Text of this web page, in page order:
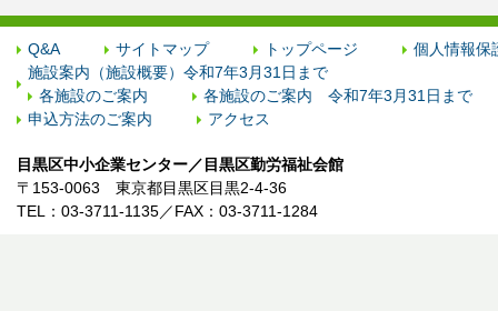
Q&A サイトマップ トップページ
個人情報保
施設案内（施設概要）令和7年3月31日まで
各施設のご案内
各施設のご案内 令和7年3月31日まで
申込方法のご案内
アクセス
目黒区中小企業センター／目黒区勤労福祉会館
〒153-0063 東京都目黒区目黒2-4-36
TEL：03-3711-1135／FAX：03-3711-1284